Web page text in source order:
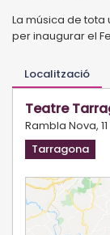
La música de
per inaugurar el
Localització
Teatre
Rambla Nova, 11
Tarragona